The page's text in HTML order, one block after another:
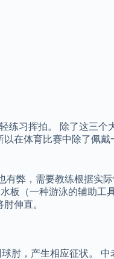
练习挥拍。 除了这三个
在体育比赛中除了佩
弊，需要教练根据实
板（一种游泳的辅助工
伸直。
肘，产生相应征状。